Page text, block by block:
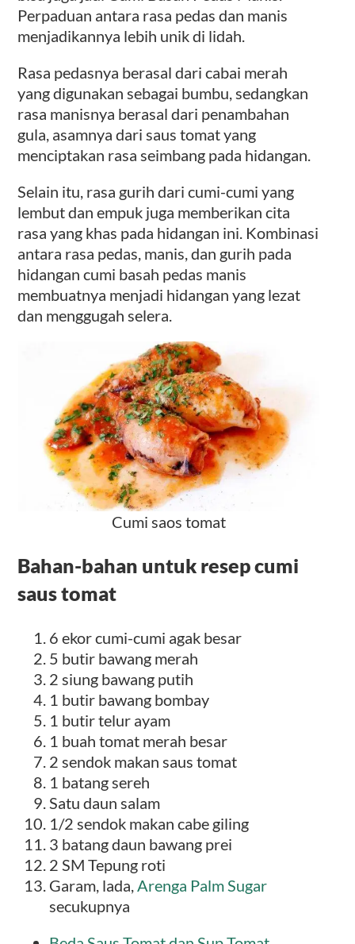
Perpaduan antara rasa pedas dan manis
menjadikannya lebih unik di lidah.
Rasa pedasnya berasal dari cabai merah
yang digunakan sebagai bumbu, sedangkan
rasa manisnya berasal dari penambahan
gula, asamnya dari saus tomat yang
menciptakan rasa seimbang pada hidangan.
Selain itu, rasa gurih dari cumi-cumi yang
lembut dan empuk juga memberikan cita
rasa yang khas pada hidangan ini. Kombinasi
antara rasa pedas, manis, dan gurih pada
hidangan cumi basah pedas manis
membuatnya menjadi hidangan yang lezat
dan menggugah selera.
Cumi saos tomat
Bahan-bahan untuk resep cumi
saus tomat
6 ekor cumi-cumi agak besar
5 butir bawang merah
2 siung bawang putih
1 butir bawang bombay
1 butir telur ayam
1 buah tomat merah besar
2 sendok makan saus tomat
1 batang sereh
Satu daun salam
1/2 sendok makan cabe giling
3 batang daun bawang prei
2 SM Tepung roti
Garam, lada, Arenga Palm Sugar
secukupnya